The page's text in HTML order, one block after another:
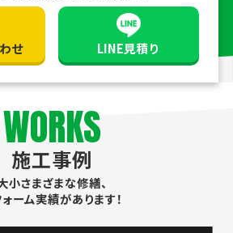
せ LINE見積り
WORKS
施工事例
小さまざまな修繕、
ォーム実績があります！